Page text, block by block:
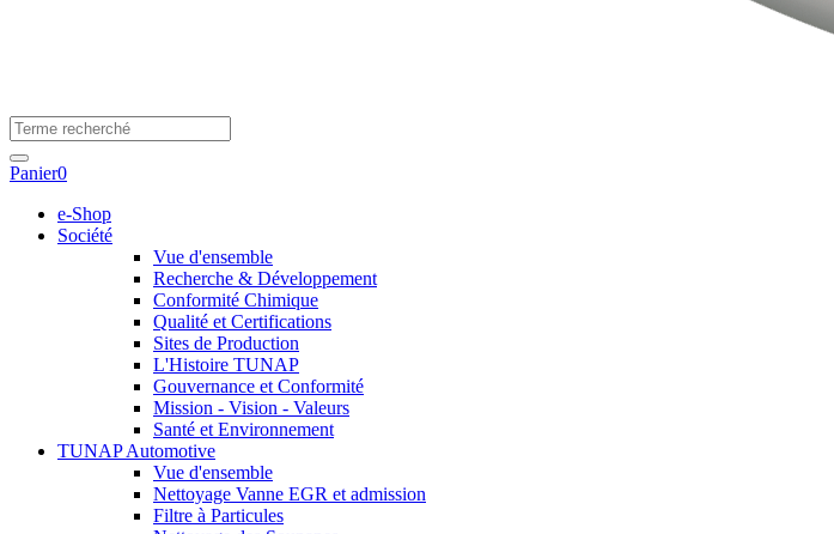
Panier0
e-Shop
Société
Vue d'ensemble
Recherche & Développement
Conformité Chimique
Qualité et Certifications
Sites de Production
L'Histoire TUNAP
Gouvernance et Conformité
Mission - Vision - Valeurs
Santé et Environnement
TUNAP Automotive
Vue d'ensemble
Nettoyage Vanne EGR et admission
Filtre à Particules